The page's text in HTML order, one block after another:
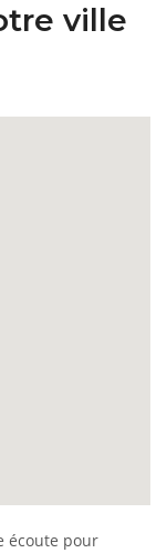
ville
écoute pour